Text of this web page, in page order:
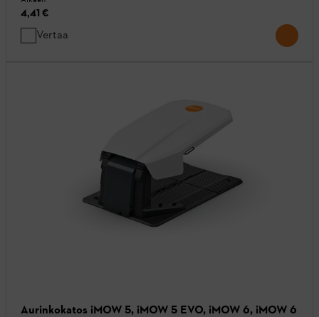
4,41 €
Vertaa
Aurinkokatos iMOW 5, iMOW 5 EVO, iMOW 6, iMOW 6